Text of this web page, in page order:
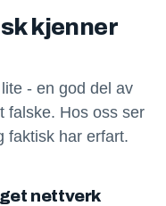
kjenner
- en god del av
falske. Hos oss ser
faktisk har erfart.
nettverk